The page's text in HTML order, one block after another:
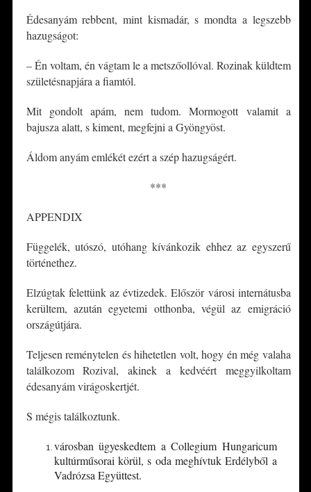
Édesanyám rebbent, mint kismadár, s mondta a legszebb
hazugságot:
– Én voltam, én vágtam le a metszőollóval. Rozinak küldtem
születésnapjára a fiamtól.
Mit gondolt apám, nem tudom. Mormogott valamit a
bajusza alatt, s kiment, megfejni a Gyöngyöst.
Áldom anyám emlékét ezért a szép hazugságért.
***
APPENDIX
Függelék, utószó, utóhang kívánkozik ehhez az egyszerű
történethez.
Elzúgtak felettünk az évtizedek. Először városi internátusba
kerültem, azután egyetemi otthonba, végül az emigráció
országútjára.
Teljesen reménytelen és hihetetlen volt, hogy én még valaha
találkozom Rozival, akinek a kedvéért meggyilkoltam
édesanyám virágoskertjét.
S mégis találkoztunk.
városban ügyeskedtem a Collegium Hungaricum
kultúrműsorai körül, s oda meghívtuk Erdélyből a
Vadrózsa Együttest.